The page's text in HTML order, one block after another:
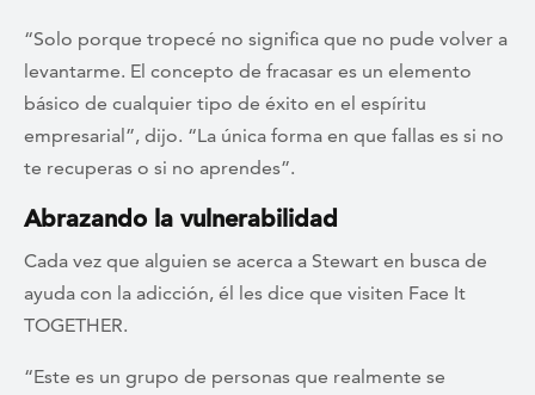
“Solo porque tropecé no significa que no pude volver a
levantarme. El concepto de fracasar es un elemento
básico de cualquier tipo de éxito en el espíritu
empresarial”, dijo. “La única forma en que fallas es si no
te recuperas o si no aprendes”.
Abrazando la vulnerabilidad
Cada vez que alguien se acerca a Stewart en busca de
ayuda con la adicción, él les dice que visiten Face It
TOGETHER.
“Este es un grupo de personas que realmente se